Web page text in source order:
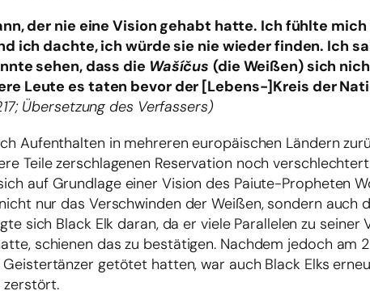
der nie eine Vision gehabt hatte. Ich fühlte
ich dachte, ich würde sie nie wieder finden. Ich
sehen, dass die Wašíčus(die Weißen) sich
Leute es taten bevor der [Lebens-]Kreis der
Übersetzung des Verfassers)
Aufenthalten in mehreren europäischen Ländern
Teile zerschlagenen Reservation noch
auf Grundlage einer Vision des Paiute-Propheten
nur das Verschwinden der Weißen, sondern auch
sich Black Elk daran, da er viele Parallelen zu seiner
schienen das zu bestätigen. Nachdem jedoch am
getötet hatten, war auch Black Elks
zerstört.